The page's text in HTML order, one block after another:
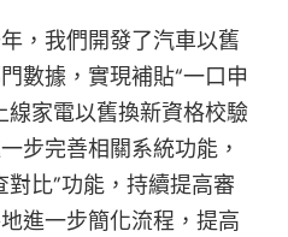
，我們開發了汽車以舊
數據，實現補貼“一口申
線家電以舊換新資格校驗
步完善相關系統功能，
比”功能，持續提高審
進一步簡化流程，提高